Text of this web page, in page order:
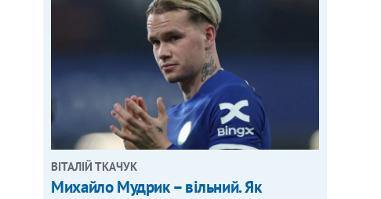
ВІТАЛІЙ ТКАЧУК
Михайло Мудрик – вільний. Як